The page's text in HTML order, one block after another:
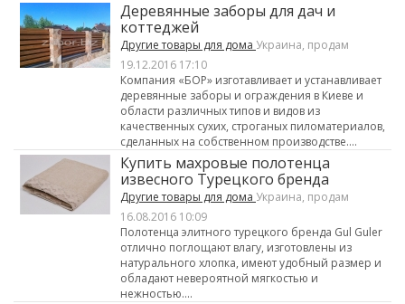
Деревянные заборы для дач и
коттеджей
Другие товары для дома Украина, продам
19.12.2016 17:10
Компания «БОР» изготавливает и устанавливает
деревянные заборы и ограждения в Киеве и
области различных типов и видов из
качественных сухих, строганых пиломатериалов,
сделанных на собственном производстве....
Купить махровые полотенца
извесного Турецкого бренда
Другие товары для дома Украина, продам
16.08.2016 10:09
Полотенца элитного турецкого бренда Gul Guler
отлично поглощают влагу, изготовлены из
натурального хлопка, имеют удобный размер и
обладают невероятной мягкостью и
нежностью....